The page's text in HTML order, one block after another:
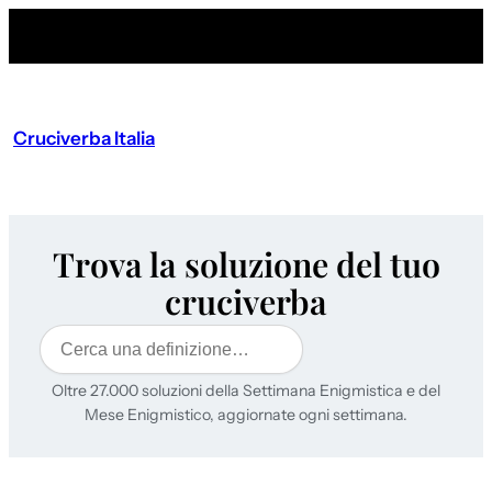
Cruciverba Italia
Trova la soluzione del tuo
cruciverba
Cerca
Oltre 27.000 soluzioni della Settimana Enigmistica e del
Mese Enigmistico, aggiornate ogni settimana.